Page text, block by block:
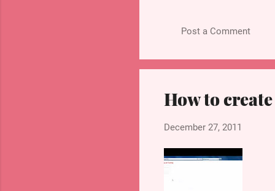
Post a Comment
How to
December 27, 2011